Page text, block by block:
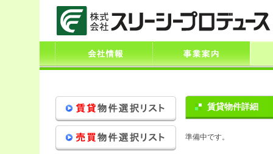
賃貸物件詳細
準備中です。